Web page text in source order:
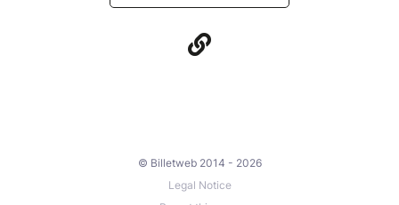
© Billetweb 2014 - 2026
Legal Notice